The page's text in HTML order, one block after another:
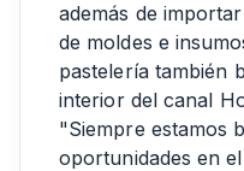
además de
de moldes e
pastelería también
interior del canal
"Siempre estamos
oportunidades en